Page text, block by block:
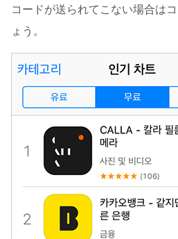
コードが送られてこない場合は
ょう。